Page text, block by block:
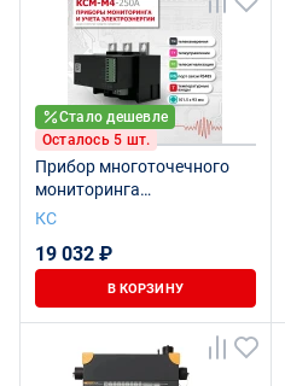
Стало дешевле
Осталось 5 шт.
Прибор многоточечного
мониторинга
электроэнергии КСМ-М4-
КС
19 032 ₽
В КОРЗИНУ